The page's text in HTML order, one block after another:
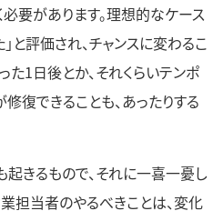
要があります。理想的なケース
と評価され、チャンスに変わるこ
た1日後とか、それくらいテンポ
復できることも、あったりする
起きるもので、それに一喜一憂し
担当者のやるべきことは、変化